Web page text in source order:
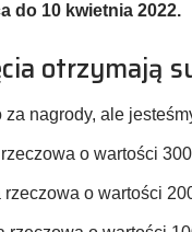
do 10 kwietnia 2022.
otrzymają
za nagrody, ale
o wartości
o wartości